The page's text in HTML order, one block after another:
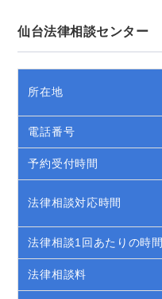
仙台法律相談センター
所在地
電話番号
予約受付時間
法律相談対応時間
法律相談1回あたりの時間
法律相談料